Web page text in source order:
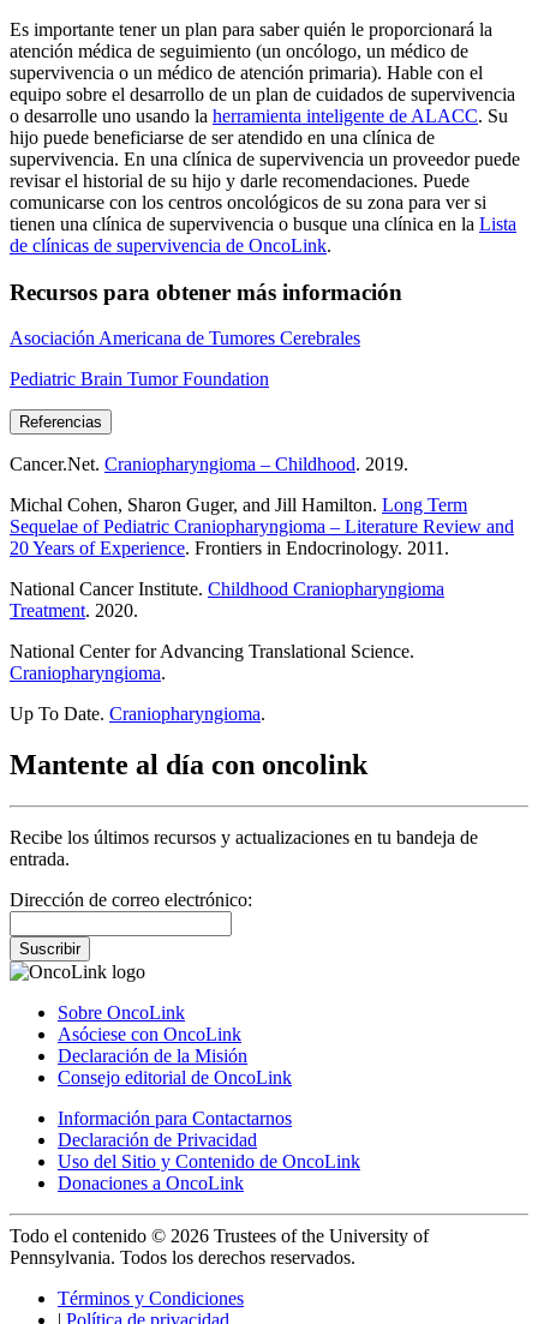
Es importante tener un plan para saber quién le proporcionará la
atención médica de seguimiento (un oncólogo, un médico de
supervivencia o un médico de atención primaria). Hable con el
equipo sobre el desarrollo de un plan de cuidados de supervivencia
o desarrolle uno usando la herramienta inteligente de ALACC. Su
hijo puede beneficiarse de ser atendido en una clínica de
supervivencia. En una clínica de supervivencia un proveedor puede
revisar el historial de su hijo y darle recomendaciones. Puede
comunicarse con los centros oncológicos de su zona para ver si
tienen una clínica de supervivencia o busque una clínica en la Lista
de clínicas de supervivencia de OncoLink.
Recursos para obtener más información
Asociación Americana de Tumores Cerebrales
Pediatric Brain Tumor Foundation
Referencias
Cancer.Net. Craniopharyngioma – Childhood. 2019.
Michal Cohen, Sharon Guger, and Jill Hamilton. Long Term
Sequelae of Pediatric Craniopharyngioma – Literature Review and
20 Years of Experience. Frontiers in Endocrinology. 2011.
National Cancer Institute. Childhood Craniopharyngioma
Treatment. 2020.
National Center for Advancing Translational Science.
Craniopharyngioma.
Up To Date. Craniopharyngioma.
Mantente al día con oncolink
Recibe los últimos recursos y actualizaciones en tu bandeja de
entrada.
Dirección de correo electrónico:
Suscribir
Sobre OncoLink
Asóciese con OncoLink
Declaración de la Misión
Consejo editorial de OncoLink
Información para Contactarnos
Declaración de Privacidad
Uso del Sitio y Contenido de OncoLink
Donaciones a OncoLink
Todo el contenido © 2026 Trustees of the University of
Pennsylvania. Todos los derechos reservados.
Términos y Condiciones